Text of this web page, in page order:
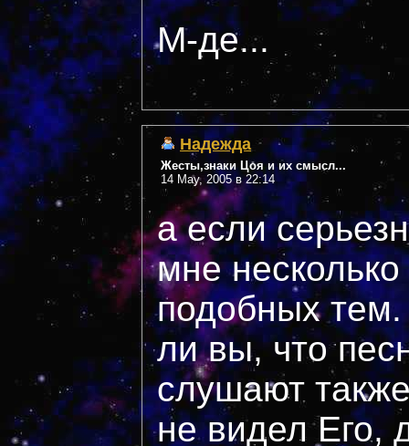
М-де...
Надежда
Жесты,знаки Цоя и их смысл...
14 May, 2005 в 22:14
а если
мне
подобных
ли вы, что
слушают
не видел Его,